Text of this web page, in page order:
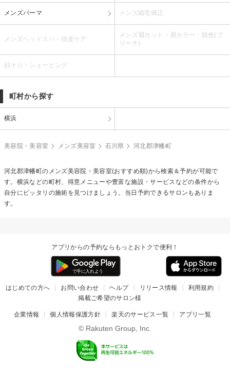
メンズパーマ メンズ縮毛矯正
メンズヘッドスパ・頭皮ケア
メンズ眉カット・眉カラー・脱色(ブ
リーチ)
顔そり・シェービング
町村から探す
横浜
美容院・美容室 メンズ美容室 石川県 河北郡津幡町
河北郡津幡町のメンズ美容院・美容室(おすすめ順)から検索＆予約が可能で
す。横浜などの町村、得意メニューや豊富な施設・サービスなどの条件から
自分にピッタリの施術を見つけましょう。当日予約できるサロンもありま
す。
アプリからの予約ならもっとおトクで便利！
はじめての方へ お問い合わせ ヘルプ リリース情報
利用規約
掲載ご希望のサロン様
企業情報 個人情報保護方針 楽天のサービス一覧 アプリ一覧
© Rakuten Group, Inc.